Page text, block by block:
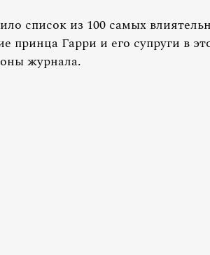
список из 100 самых
принца Гарри и его супруги в
журнала.